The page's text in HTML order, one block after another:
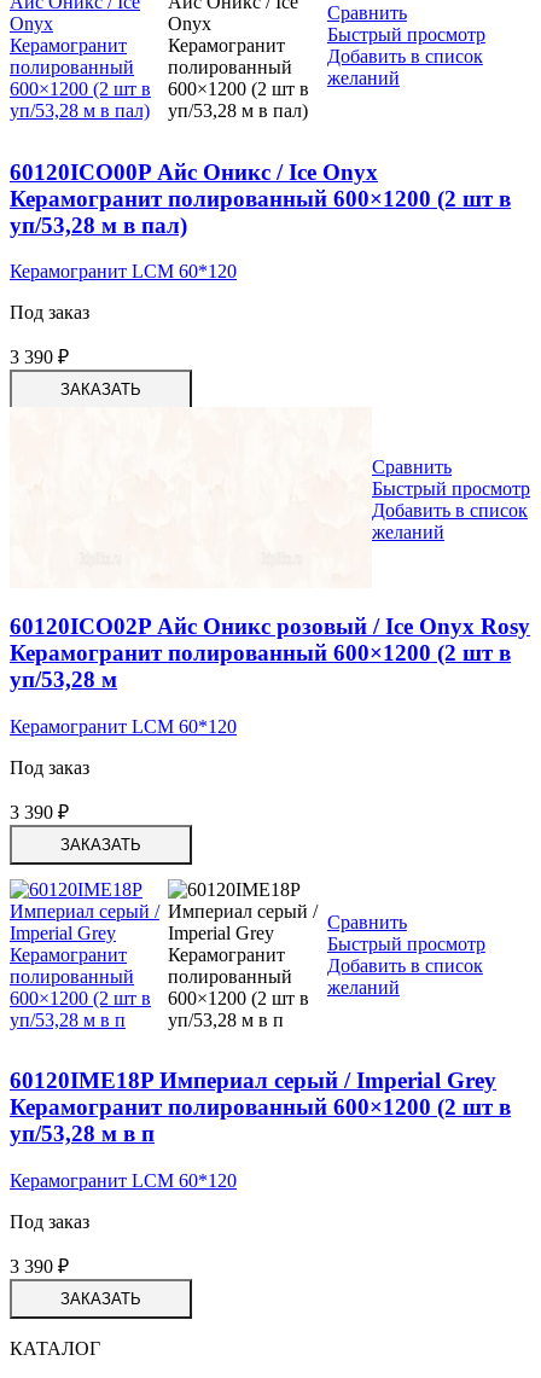
Сравнить
Быстрый просмотр
Добавить в список
желаний
60120ICO00P Айс Оникс / Ice Onyx
Керамогранит полированный 600×1200 (2 шт в
уп/53,28 м в пал)
Керамогранит LCM 60*120
Под заказ
3 390 ₽
ЗАКАЗАТЬ
Сравнить
Быстрый просмотр
Добавить в список
желаний
60120ICO02P Айс Оникс розовый / Ice Onyx Rosy
Керамогранит полированный 600×1200 (2 шт в
уп/53,28 м
Керамогранит LCM 60*120
Под заказ
3 390 ₽
ЗАКАЗАТЬ
Сравнить
Быстрый просмотр
Добавить в список
желаний
60120IME18P Империал серый / Imperial Grey
Керамогранит полированный 600×1200 (2 шт в
уп/53,28 м в п
Керамогранит LCM 60*120
Под заказ
3 390 ₽
ЗАКАЗАТЬ
КАТАЛОГ